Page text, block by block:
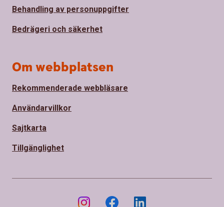
Behandling av personuppgifter
Bedrägeri och säkerhet
Om webbplatsen
Rekommenderade webbläsare
Användarvillkor
Sajtkarta
Tillgänglighet